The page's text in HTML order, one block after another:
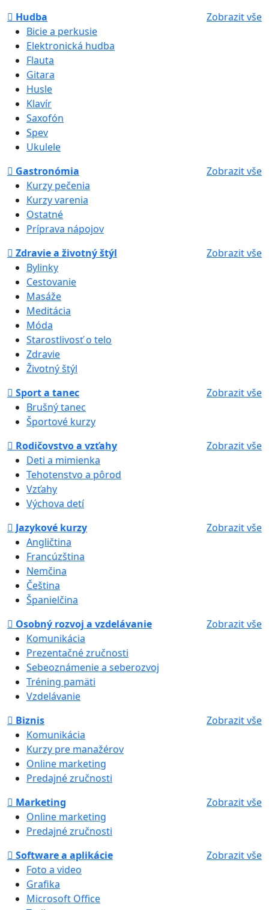
Hudba
Zobrazit vše
Bicie a perkusie
Elektronická hudba
Flauta
Gitara
Husle
Klavír
Saxofón
Spev
Ukulele
Gastronómia
Zobrazit vše
Kurzy pečenia
Kurzy varenia
Ostatné
Príprava nápojov
Zdravie a životný štýl
Zobrazit vše
Bylinky
Cestovanie
Masáže
Meditácia
Móda
Starostlivosť o telo
Zdravie
Životný štýl
Sport a tanec
Zobrazit vše
Brušný tanec
Športové kurzy
Rodičovstvo a vzťahy
Zobrazit vše
Deti a mimienka
Tehotenstvo a pôrod
Vzťahy
Výchova detí
Jazykové kurzy
Zobrazit vše
Angličtina
Francúzština
Nemčina
Čeština
Španielčina
Osobný rozvoj a vzdelávanie
Zobrazit vše
Komunikácia
Prezentačné zručnosti
Sebeoznámenie a seberozvoj
Tréning pamäti
Vzdelávanie
Biznis
Zobrazit vše
Komunikácia
Kurzy pre manažérov
Online marketing
Predajné zručnosti
Marketing
Zobrazit vše
Online marketing
Predajné zručnosti
Software a aplikácie
Zobrazit vše
Foto a video
Grafika
Microsoft Office